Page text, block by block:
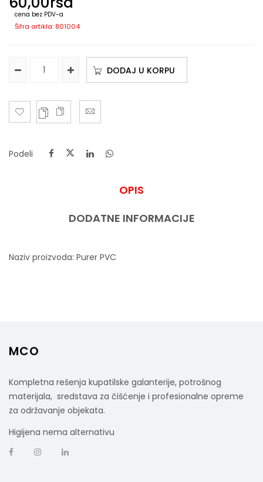
cena bez PDV-a
Šifra artikla: 801004
DODAJ U KORPU
Podeli
OPIS
DODATNE INFORMACIJE
Naziv proizvoda: Purer PVC
MCO
Kompletna rešenja kupatilske galanterije, potrošnog
materijala, sredstava za čišćenje i profesionalne opreme
za održavanje objekata.
Higijena nema alternativu